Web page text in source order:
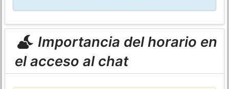
Importancia del horario en
el acceso al chat